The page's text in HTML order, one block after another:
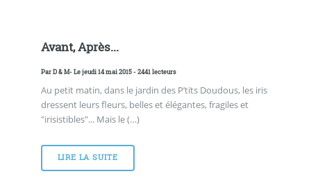
Avant, Après...
ParD & M- Le jeudi 14 mai 2015 - 2441 lecteurs
Au petit matin, dans le jardin des P’tits Doudous, les iris
dressent leurs fleurs, belles et élégantes, fragiles et
"irisistibles"... Mais le (…)
LIRE LA SUITE